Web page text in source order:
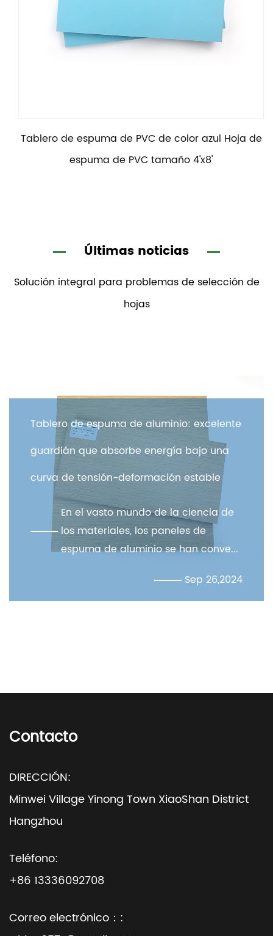
Tablero de espuma de PVC de color azul Hoja de
espuma de PVC tamaño 4'x8'
Últimas noticias
Solución integral para problemas de selección de
hojas
de aluminio: excelente
energía bajo una
deformación estable
mundo de la ciencia de
los paneles de
aluminio se han conve...
Planchas de
garantía de
efectos
las
Contacto
DIRECCIÓN:
Minwei Village Yinong Town XiaoShan District
Hangzhou
Teléfono:
+86 13336092708
Correo electrónico：: